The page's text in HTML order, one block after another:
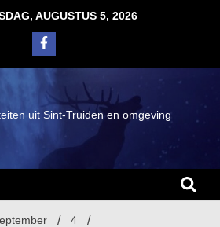
AUGUSTUS 5, 2026
uit Sint-Truiden en omgeving
4